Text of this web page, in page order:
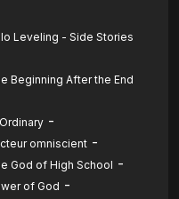
Leveling - Side Stories
Beginning After the End
-
omniscient -
God of High School -
of God -